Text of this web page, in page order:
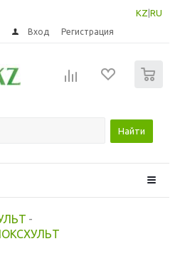
KZ RU
Вход Регистрация
Найти
-